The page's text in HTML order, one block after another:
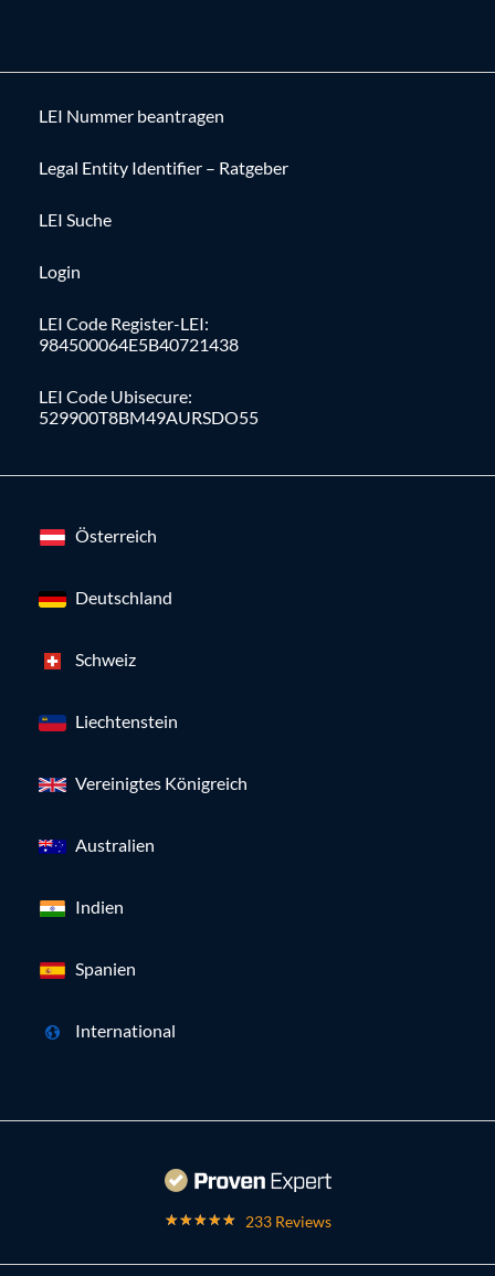
LEI Nummer beantragen
Legal Entity Identifier – Ratgeber
LEI Suche
Login
LEI Code Register-LEI:
984500064E5B40721438
LEI Code Ubisecure:
529900T8BM49AURSDO55
Österreich
Deutschland
Schweiz
Liechtenstein
Vereinigtes Königreich
Australien
Indien
Spanien
International
233 Reviews